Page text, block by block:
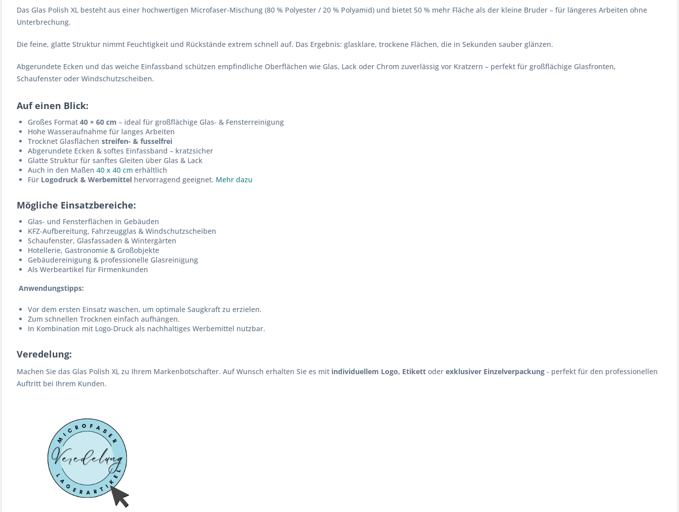
Das Glas Polish XL besteht aus einer hochwertigen Microfaser-Mischung (80 % Polyester / 20 % Polyamid) und bietet 50 % mehr Fläche als der kleine Bruder – für längeres Arbeiten ohne
Unterbrechung.
Die feine, glatte Struktur nimmt Feuchtigkeit und Rückstände extrem schnell auf. Das Ergebnis: glasklare, trockene Flächen, die in Sekunden sauber glänzen.
Abgerundete Ecken und das weiche Einfassband schützen empfindliche Oberflächen wie Glas, Lack oder Chrom zuverlässig vor Kratzern – perfekt für großflächige Glasfronten,
Schaufenster oder Windschutzscheiben.
Auf einen Blick:
Großes Format 40 × 60 cm – ideal für großflächige Glas- & Fensterreinigung
Hohe Wasseraufnahme für langes Arbeiten
Trocknet Glasflächen streifen- & fusselfrei
Abgerundete Ecken & softes Einfassband – kratzsicher
Glatte Struktur für sanftes Gleiten über Glas & Lack
Auch in den Maßen 40 x 40 cm erhältlich
Für Logodruck & Werbemittel hervorragend geeignet. Mehr dazu
Mögliche Einsatzbereiche:
Glas- und Fensterflächen in Gebäuden
KFZ-Aufbereitung, Fahrzeugglas & Windschutzscheiben
Schaufenster, Glasfassaden & Wintergärten
Hotellerie, Gastronomie & Großobjekte
Gebäudereinigung & professionelle Glasreinigung
Als Werbeartikel für Firmenkunden
Anwendungstipps:
Vor dem ersten Einsatz waschen, um optimale Saugkraft zu erzielen.
Zum schnellen Trocknen einfach aufhängen.
In Kombination mit Logo-Druck als nachhaltiges Werbemittel nutzbar.
Veredelung:
Machen Sie das Glas Polish XL zu Ihrem Markenbotschafter. Auf Wunsch erhalten Sie es mit individuellem Logo, Etikett oder exklusiver Einzelverpackung - perfekt für den professionellen
Auftritt bei Ihrem Kunden.